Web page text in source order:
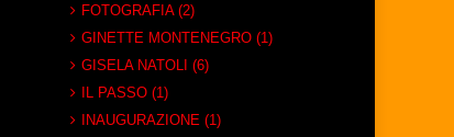
FOTOGRAFIA (2)
GINETTE MONTENEGRO (1)
GISELA NATOLI (6)
IL PASSO (1)
INAUGURAZIONE (1)